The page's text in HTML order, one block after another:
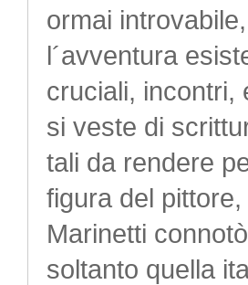
ormai
l´avventura
cruciali, incontri,
si veste di
tali da rendere
figura del
Marinetti
soltanto quella